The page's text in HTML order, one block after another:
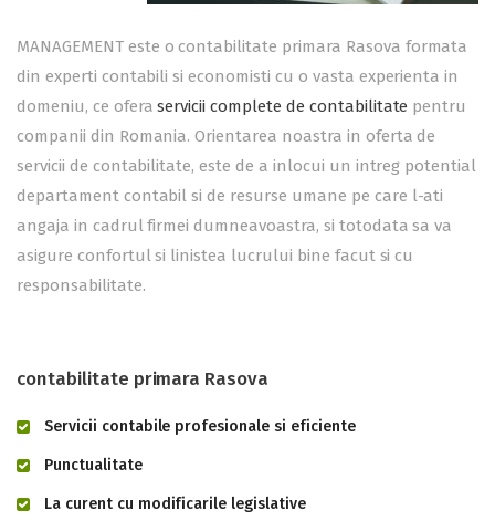
MANAGEMENT este o contabilitate primara Rasova formata
din experti contabili si economisti cu o vasta experienta in
domeniu, ce oferaservicii complete de contabilitate pentru
companii din Romania. Orientarea noastra in oferta de
servicii de contabilitate, este de a inlocui un intreg potential
departament contabil si de resurse umane pe care l-ati
angaja in cadrul firmei dumneavoastra, si totodata sa va
asigure confortul si linistea lucrului bine facut si cu
responsabilitate.
contabilitate primara Rasova
Servicii contabile profesionale si eficiente
Punctualitate
La curent cu modificarile legislative